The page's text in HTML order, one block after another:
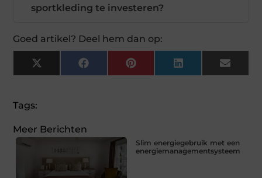
sportkleding te investeren?
Goed artikel? Deel hem dan op:
X
(Twitter)
FacebookPinterestLinkedIn Email
Tags:
Meer Berichten
Slim energiegebruik met een
energiemanagementsysteem